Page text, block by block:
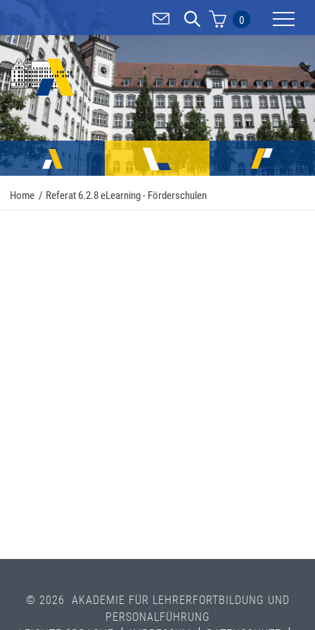
0
Home / Referat 6.2.8 eLearning - Förderschulen
© 2026 AKADEMIE FÜR LEHRERFORTBILDUNG UND
PERSONALFÜHRUNG